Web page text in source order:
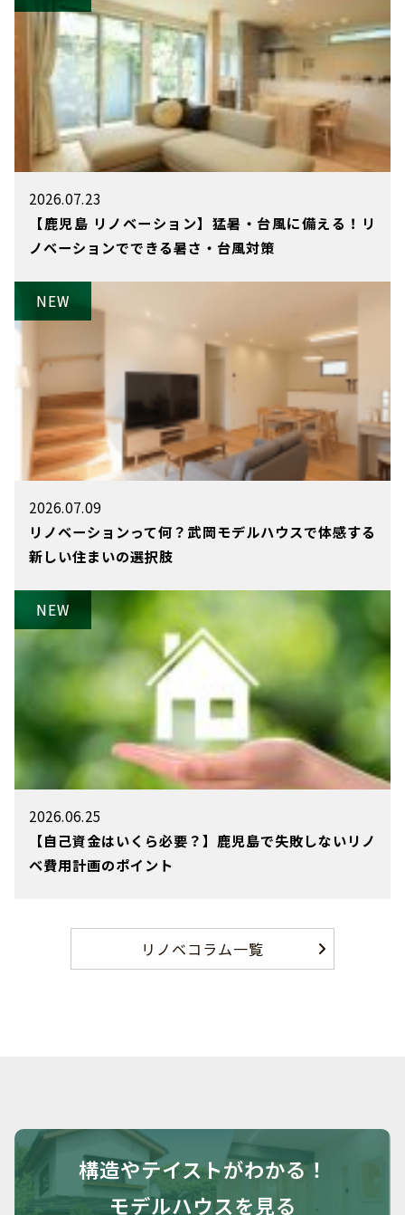
2026.07.23
【鹿児島 リノベーション】猛暑・台風に備える！リ
ノベーションでできる暑さ・台風対策
2026.07.09
リノベーションって何？武岡モデルハウスで体感する
新しい住まいの選択肢
2026.06.25
【自己資金はいくら必要？】鹿児島で失敗しないリノ
ベ費用計画のポイント
リノベコラム一覧
構造やテイストがわかる！
モデルハウスを見る